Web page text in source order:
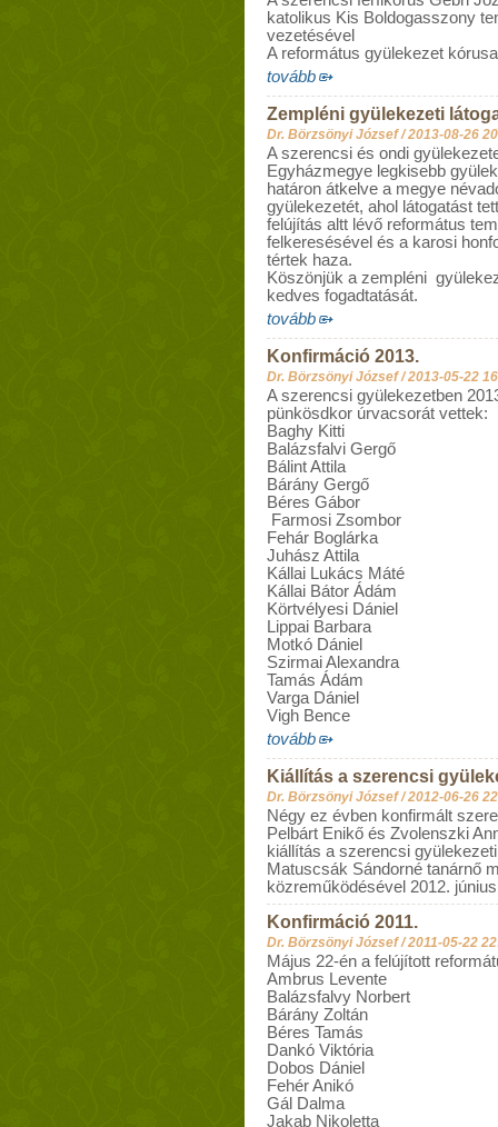
katolikus Kis Boldogasszony
vezetésével
A református gyülekezet
tovább
Zempléni gyülekezeti
Dr. Börzsönyi József /2013-08-26
A szerencsi és ondi
Egyházmegye legkisebb
határon átkelve a megye
gyülekezetét, ahol látogatást
felújítás altt lévő református
felkeresésével és a karosi
tértek haza.
Köszönjük a zempléni
kedves fogadtatását.
tovább
Konfirmáció 2013.
Dr. Börzsönyi József /2013-05-22
A szerencsi gyülekezetben
pünkösdkor úrvacsorát vettek:
Baghy Kitti
Balázsfalvi Gergő
Bálint Attila
Bárány Gergő
Béres Gábor
Farmosi Zsombor
Fehár Boglárka
Juhász Attila
Kállai Lukács Máté
Kállai Bátor Ádám
Körtvélyesi Dániel
Lippai Barbara
Motkó Dániel
Szirmai Alexandra
Tamás Ádám
Varga Dániel
Vigh Bence
tovább
Kiállítás a szerencsi
Dr. Börzsönyi József /2012-06-26
Négy ez évben konfirmált
Pelbárt Enikő és Zvolenszki
kiállítás a szerencsi
Matuscsák Sándorné tanárnő
közreműködésével 2012.
Konfirmáció 2011.
Dr. Börzsönyi József /2011-05-22
Május 22-én a felújított
Ambrus Levente
Balázsfalvy Norbert
Bárány Zoltán
Béres Tamás
Dankó Viktória
Dobos Dániel
Fehér Anikó
Gál Dalma
Jakab Nikoletta